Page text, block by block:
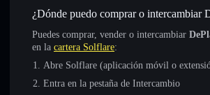
¿Dónde puedo comprar o intercambiar
Puedes comprar, vender o intercambiar
en la cartera Solflare:
Abre Solflare (aplicación móvil o
Entra en la pestaña de Intercambio